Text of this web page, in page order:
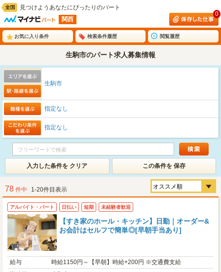
見つけようあなたにぴったりのパート
関西
0
お気に入り条件 検索条件履歴 閲覧履歴
生駒市のパート求人募集情報
生駒市
指定なし
指定なし
入力した条件を クリア この条件を 保存
78 件中 1-20件目表示
アルバイト・パート 日払い 短期 未経験者歓迎
【すき家のホール・キッチン】日勤｜オーダー&
お会計はセルフで簡単◎[早朝手当あり]
給与
時給1150円～【早朝】時給+200円 ※交通費支給